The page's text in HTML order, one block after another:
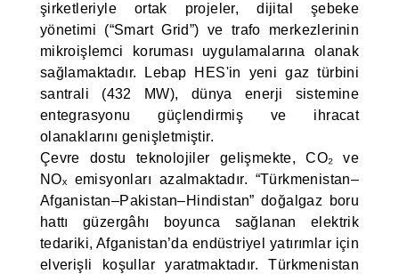
şirketleriyle ortak projeler, dijital şebeke
yönetimi (“Smart Grid”) ve trafo merkezlerinin
mikroişlemci koruması uygulamalarına olanak
sağlamaktadır. Lebap HES'in yeni gaz türbini
santrali (432 MW), dünya enerji sistemine
entegrasyonu güçlendirmiş ve ihracat
olanaklarını genişletmiştir.
Çevre dostu teknolojiler gelişmekte, CO₂ ve
NOₓ emisyonları azalmaktadır. “Türkmenistan–
Afganistan–Pakistan–Hindistan” doğalgaz boru
hattı güzergâhı boyunca sağlanan elektrik
tedariki, Afganistan’da endüstriyel yatırımlar için
elverişli koşullar yaratmaktadır. Türkmenistan